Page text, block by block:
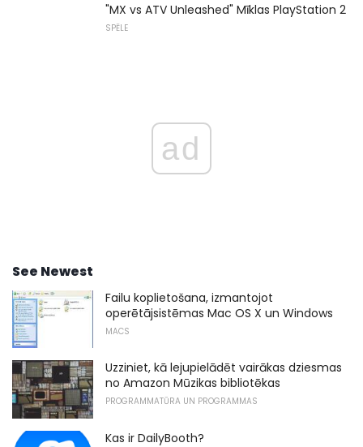
"MX vs ATV Unleashed" Mīklas PlayStation 2
SPĒLE
ad
See Newest
Failu koplietošana, izmantojot
operētājsistēmas Mac OS X un Windows
MACS
Uzziniet, kā lejupielādēt vairākas dziesmas
no Amazon Mūzikas bibliotēkas
PROGRAMMATŪRA UN PROGRAMMAS
Kas ir DailyBooth?